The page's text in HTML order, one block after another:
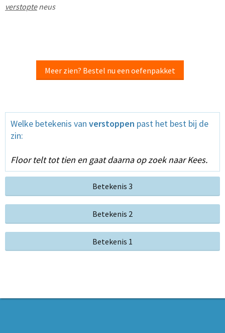
verstopteneus
Meer zien? Bestel nu een oefenpakket
Welke betekenis van verstoppen past het best bij de
zin:
Floor telt tot tien en gaat daarna op zoek naar Kees.
Betekenis 3
Betekenis 2
Betekenis 1